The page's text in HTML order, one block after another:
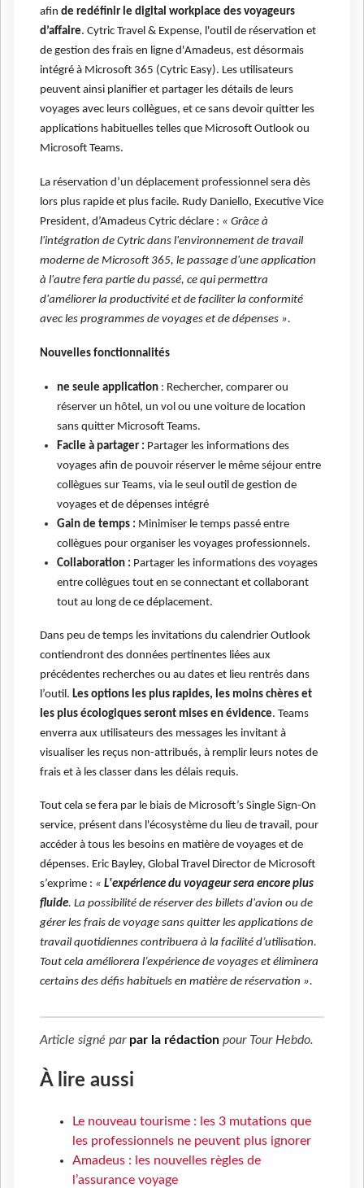
afin de redéfinir le digital workplace des voyageurs
d’affaire. Cytric Travel & Expense, l'outil de réservation et
de gestion des frais en ligne d'Amadeus, est désormais
intégré à Microsoft 365 (Cytric Easy). Les utilisateurs
peuvent ainsi planifier et partager les détails de leurs
voyages avec leurs collègues, et ce sans devoir quitter les
applications habituelles telles que Microsoft Outlook ou
Microsoft Teams.
La réservation d’un déplacement professionnel sera dès
lors plus rapide et plus facile. Rudy Daniello, Executive Vice
President, d’Amadeus Cytric déclare : « Grâce à
l'intégration de Cytric dans l'environnement de travail
moderne de Microsoft 365, le passage d'une application
à l'autre fera partie du passé, ce qui permettra
d'améliorer la productivité et de faciliter la conformité
avec les programmes de voyages et de dépenses ».
Nouvelles fonctionnalités
ne seule application: Rechercher, comparer ou
réserver un hôtel, un vol ou une voiture de location
sans quitter Microsoft Teams.
Facile à partager : Partager les informations des
voyages afin de pouvoir réserver le même séjour entre
collègues sur Teams, via le seul outil de gestion de
voyages et de dépenses intégré
Gain de temps : Minimiser le temps passé entre
collègues pour organiser les voyages professionnels.
Collaboration : Partager les informations des voyages
entre collègues tout en se connectant et collaborant
tout au long de ce déplacement.
Dans peu de temps les invitations du calendrier Outlook
contiendront des données pertinentes liées aux
précédentes recherches ou au dates et lieu rentrés dans
l’outil. Les options les plus rapides, les moins chères et
les plus écologiques seront mises en évidence. Teams
enverra aux utilisateurs des messages les invitant à
visualiser les reçus non-attribués, à remplir leurs notes de
frais et à les classer dans les délais requis.
Tout cela se fera par le biais de Microsoft’s Single Sign-On
service, présent dans l'écosystème du lieu de travail, pour
accéder à tous les besoins en matière de voyages et de
dépenses. Eric Bayley, Global Travel Director de Microsoft
s’exprime : « L'expérience du voyageur sera encore plus
fluide. La possibilité de réserver des billets d'avion ou de
gérer les frais de voyage sans quitter les applications de
travail quotidiennes contribuera à la facilité d’utilisation.
Tout cela améliorera l’expérience de voyages et éliminera
certains des défis habituels en matière de réservation ».
Article signé par par la rédaction pour Tour Hebdo.
À lire aussi
Le nouveau tourisme : les 3 mutations que
les professionnels ne peuvent plus ignorer
Amadeus : les nouvelles règles de
l’assurance voyage